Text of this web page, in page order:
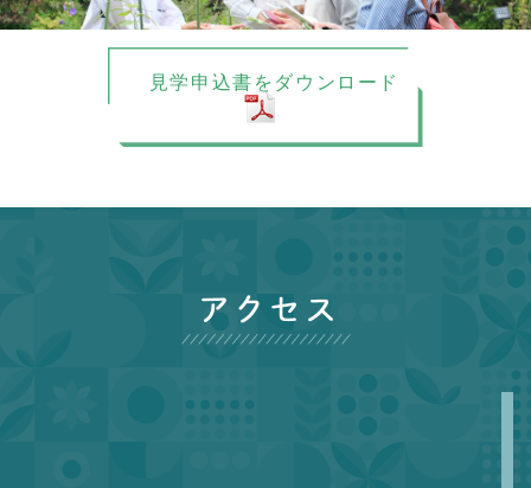
見学申込書をダウンロード